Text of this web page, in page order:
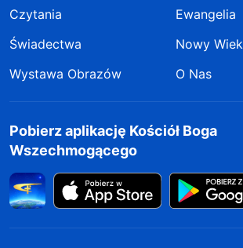
Czytania
Ewangelia
Świadectwa
Nowy Wiek
Wystawa Obrazów
O Nas
Pobierz aplikację Kościół Boga
Wszechmogącego